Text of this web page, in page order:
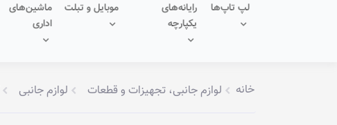
لپ تاپ‌ها
رایانه‌های
یکپارچه
موبایل و تبلت
ماشین‌های
اداری
خانه لوازم جانبی، تجهیزات و قطعات لوازم جانبی